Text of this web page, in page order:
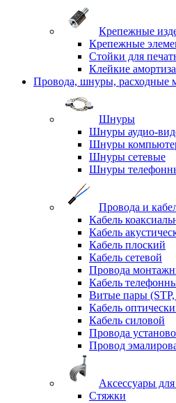
Крепежные
Крепежные
Стойки для
Клейкие
Провода, шнуры, расходные
Шнуры
Шнуры аудио-
Шнуры
Шнуры сетевые
Шнуры
Провода и
Кабель
Кабель
Кабель плоский
Кабель сетевой
Провода
Кабель
Витые пары
Кабель
Кабель силовой
Провода
Провод
Аксессуары для
Стяжки